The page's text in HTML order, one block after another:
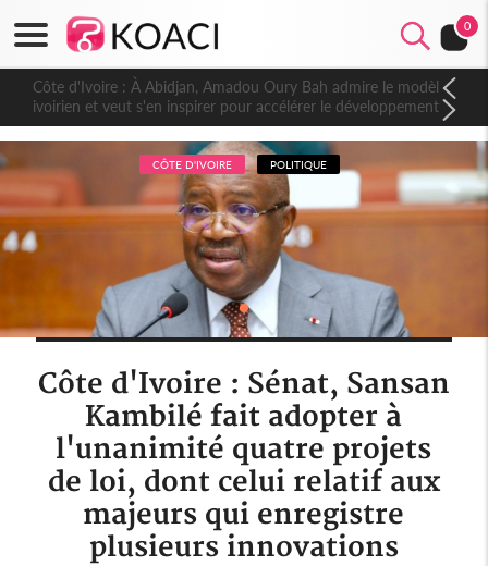
0
Côte d'Ivoire : À Abidjan, Amadou Oury Bah admire le modèle
ivoirien et veut s'en inspirer pour accélérer le développement
de la Guinée
CÔTE D'IVOIRE POLITIQUE
Côte d'Ivoire : Sénat, Sansan
Kambilé fait adopter à
l'unanimité quatre projets
de loi, dont celui relatif aux
majeurs qui enregistre
plusieurs innovations